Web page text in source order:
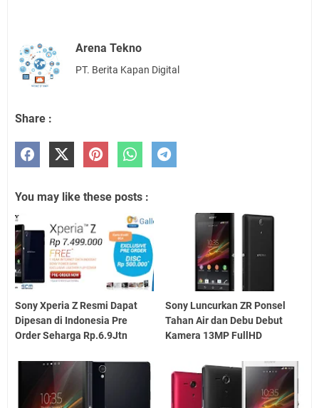
Arena Tekno
PT. Berita Kapan Digital
Share :
You may like these posts :
Sony Xperia Z Resmi Dapat
Dipesan di Indonesia Pre
Order Seharga Rp.6.9Jtn
Sony Luncurkan ZR Ponsel
Tahan Air dan Debu Debut
Kamera 13MP FullHD